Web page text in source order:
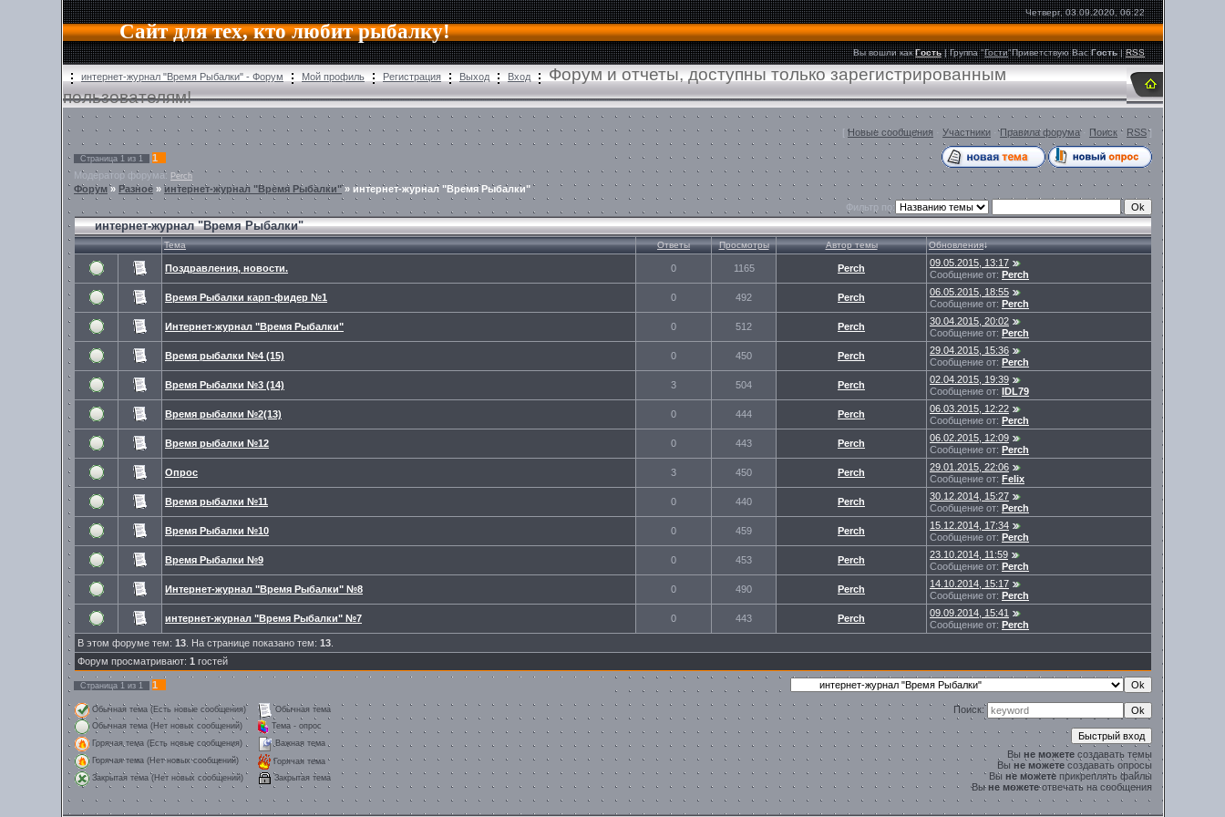
Сайт для тех, кто любит рыбалку!
Четверг, 03.09.2020, 06:22
Вы вошли как Гость|Группа"Гости"Приветствую Вас Гость |RSS
интернет-журнал "Время Рыбалки" - Форум Мой профиль Регистрация Выход Вход
Форум и отчеты, доступны только зарегистрированным
пользователям!
[ Новые сообщения Участники ·Правила форума· Поиск · RSS]
Страница 1 из 1
1
Модератор форума: Perch
Форум» Разное » интернет-журнал "Время Рыбалки"» интернет-журнал "Время Рыбалки"
Фильтр по:
интернет-журнал "Время Рыбалки"
Тема Ответы Просмотры Автор темы Обновления↓
Поздравления, новости. 0 1165 Perch
09.05.2015, 13:17
Сообщение от: Perch
Время Рыбалки карп-фидер №1 0 492 Perch
06.05.2015, 18:55
Сообщение от: Perch
Интернет-журнал "Время Рыбалки" 0 512 Perch
30.04.2015, 20:02
Сообщение от: Perch
Время рыбалки №4 (15) 0 450 Perch
29.04.2015, 15:36
Сообщение от: Perch
Время Рыбалки №3 (14) 3 504 Perch
02.04.2015, 19:39
Сообщение от: IDL79
Время рыбалки №2(13) 0 444 Perch
06.03.2015, 12:22
Сообщение от: Perch
Время рыбалки №12 0 443 Perch
06.02.2015, 12:09
Сообщение от: Perch
Опрос 3 450 Perch
29.01.2015, 22:06
Сообщение от: Felix
Время рыбалки №11 0 440 Perch
30.12.2014, 15:27
Сообщение от: Perch
Время Рыбалки №10 0 459 Perch
15.12.2014, 17:34
Сообщение от: Perch
Время Рыбалки №9 0 453 Perch
23.10.2014, 11:59
Сообщение от: Perch
Интернет-журнал "Время Рыбалки" №8 0 490 Perch
14.10.2014, 15:17
Сообщение от: Perch
интернет-журнал "Время Рыбалки" №7 0 443 Perch
09.09.2014, 15:41
Сообщение от: Perch
В этом форуме тем: 13 . На странице показано тем: 13
Форум просматривают: 1 гостей
Страница 1 из 1 1
Обычная тема (Есть новые сообщения)
Обычная тема
Обычная тема (Нет новых сообщений)
Тема - опрос
Горячая тема (Есть новые сообщения)
Важная тема
Горячая тема (Нет новых сообщений)
Горячая тема
Закрытая тема (Нет новых сообщений)
Закрытая тема
Поиск:
Вы не можете создавать темы
Вы не можете создавать опросы
Вы не можете прикреплять файлы
Вы не можетеотвечать на сообщения